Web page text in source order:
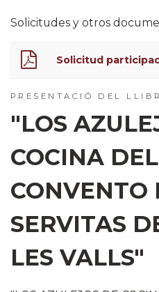
Solicitudes y otros
Solicitud
PRESENTACIÓ DEL
"LOS
COCINA DEL
CONVENTO
SERVITAS
LES VALLS"